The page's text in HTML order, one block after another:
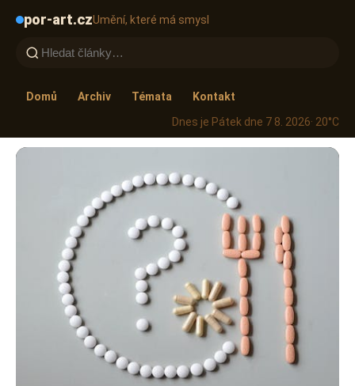
por-art.czUmění, které má smysl
Domů Archiv Témata
Kontakt
Dnes je Pátek dne 7 8. 2026· 20°C